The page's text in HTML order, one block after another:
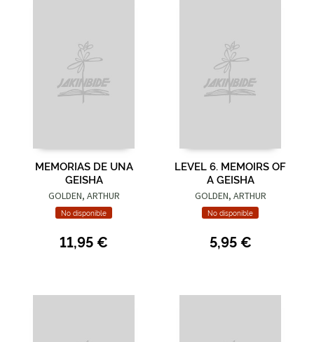
MEMORIAS DE UNA
GEISHA
GOLDEN, ARTHUR
No disponible
11,95 €
LEVEL 6. MEMOIRS OF
A GEISHA
GOLDEN, ARTHUR
No disponible
5,95 €